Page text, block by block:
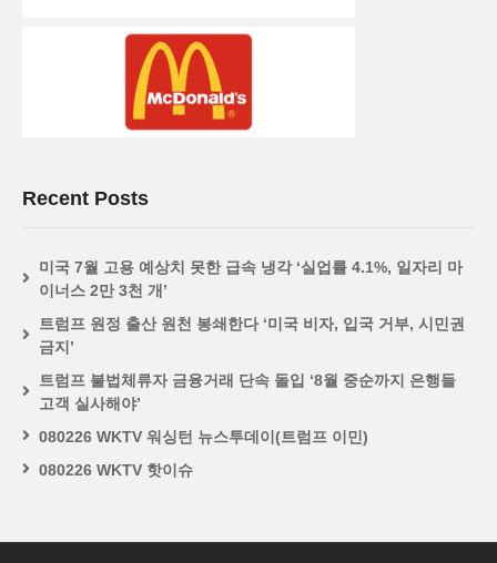
Recent Posts
미국 7월 고용 예상치 못한 급속 냉각 ‘실업률 4.1%, 일자리 마
이너스 2만 3천 개’
트럼프 원정 출산 원천 봉쇄한다 ‘미국 비자, 입국 거부, 시민권
금지’
트럼프 불법체류자 금융거래 단속 돌입 ‘8월 중순까지 은행들
고객 실사해야’
080226 WKTV 워싱턴 뉴스투데이(트럼프 이민)
080226 WKTV 핫이슈